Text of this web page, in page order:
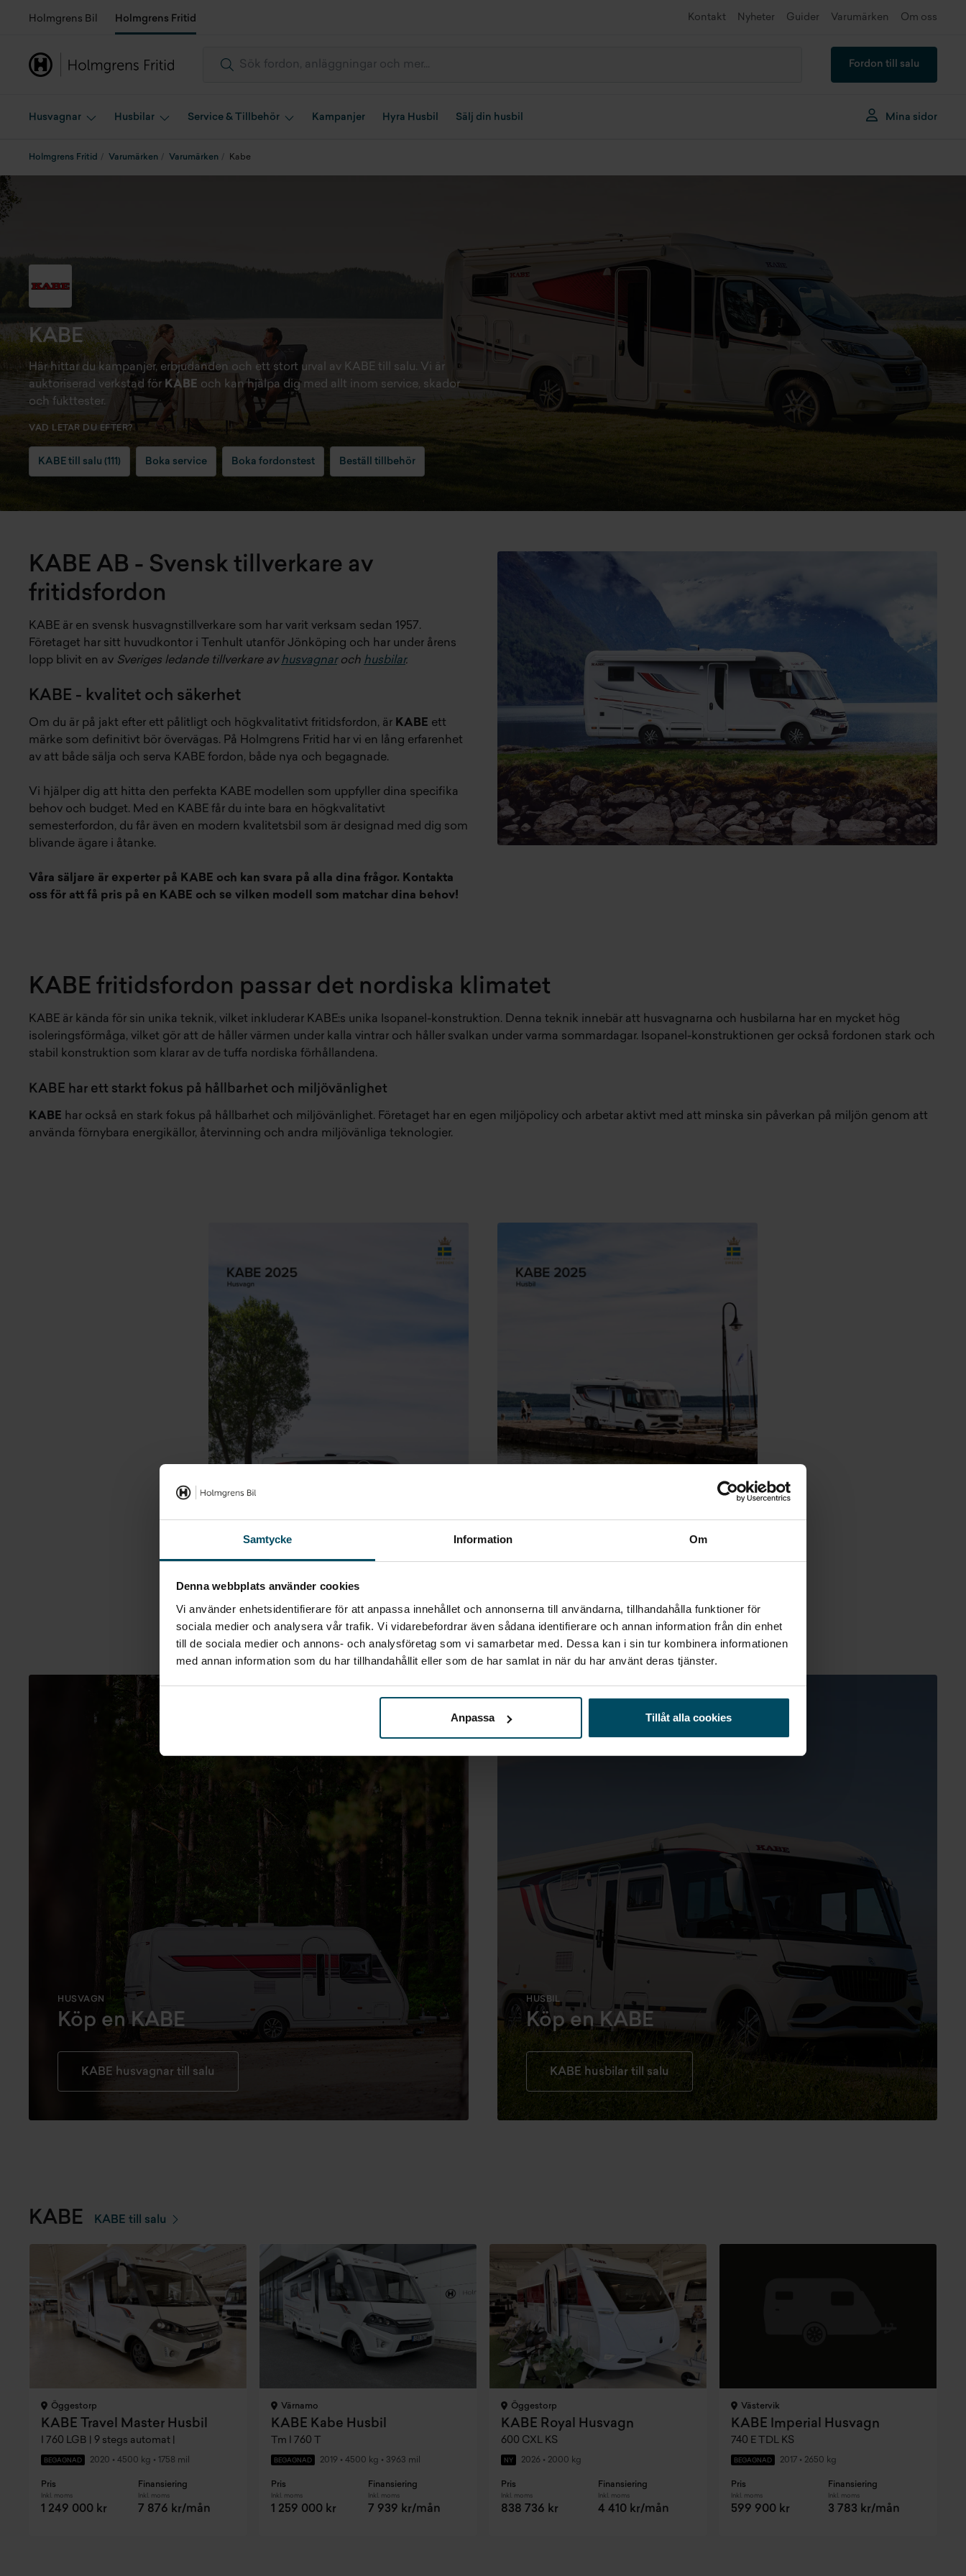
Samtycke Information Om
Denna webbplats använder cookies
Vi använder enhetsidentifierare för att anpassa innehållet och annonserna till användarna, tillhandahålla funktioner för
sociala medier och analysera vår trafik. Vi vidarebefordrar även sådana identifierare och annan information från din enhet
till de sociala medier och annons- och analysföretag som vi samarbetar med. Dessa kan i sin tur kombinera informationen
med annan information som du har tillhandahållit eller som de har samlat in när du har använt deras tjänster.
Anpassa Tillåt alla cookies
Holmgrens Bil Holmgrens Fritid Kontakt Nyheter Guider Varumärken Om oss
Fordon till salu
Husvagnar Husbilar Service & Tillbehör Kampanjer Hyra Husbil Sälj din husbil Mina sidor
Holmgrens Fritid Varumärken Varumärken Kabe
KABE
Här hittar du kampanjer, erbjudanden och ett stort urval av KABE till salu. Vi är
auktoriserad verkstad för KABE och kan hjälpa dig med allt inom service, skador
och fukttester.
VAD LETAR DU EFTER?
KABE till salu (111) Boka service Boka fordonstest Beställ tillbehör
KABE AB - Svensk tillverkare av
fritidsfordon
KABE är en svensk husvagnstillverkare som har varit verksam sedan 1957.
Företaget har sitt huvudkontor i Tenhult utanför Jönköping och har under årens
lopp blivit en av Sveriges ledande tillverkare avhusvagnaroch husbilar.
KABE - kvalitet och säkerhet
Om du är på jakt efter ett pålitligt och högkvalitativt fritidsfordon, är KABE ett
märke som definitivt bör övervägas. På Holmgrens Fritid har vi en lång erfarenhet
av att både sälja och serva KABE fordon, både nya och begagnade.
Vi hjälper dig att hitta den perfekta KABE modellen som uppfyller dina specifika
behov och budget. Med en KABE får du inte bara en högkvalitativt
semesterfordon, du får även en modern kvalitetsbil som är designad med dig som
blivande ägare i åtanke.
Våra säljare är experter på KABE och kan svara på alla dina frågor. Kontakta
oss för att få pris på en KABE och se vilken modell som matchar dina behov!
KABE fritidsfordon passar det nordiska klimatet
KABE är kända för sin unika teknik, vilket inkluderar KABE:s unika Isopanel-konstruktion. Denna teknik innebär att husvagnarna och husbilarna har en mycket hög
isoleringsförmåga, vilket gör att de håller värmen under kalla vintrar och håller svalkan under varma sommardagar. Isopanel-konstruktionen ger också fordonen stark och
stabil konstruktion som klarar av de tuffa nordiska förhållandena.
KABE har ett starkt fokus på hållbarhet och miljövänlighet
KABE har också en stark fokus på hållbarhet och miljövänlighet. Företaget har en egen miljöpolicy och arbetar aktivt med att minska sin påverkan på miljön genom att
använda förnybara energikällor, återvinning och andra miljövänliga teknologier.
Ladda ner katalog - Nyheter 2025 KABE Husvagn Ladda ner katalog - Nyheter 2025 KABE Husbil
HUSVAGN
Köp en KABE
KABE husvagnar till salu
HUSBIL
Köp en KABE
KABE husbilar till salu
KABE KABE till salu
Öggestorp
KABE Travel Master Husbil
I 760 LGB | 9 stegs automat |
BEGAGNAD 2020 • 4500 kg • 1758 mil
Pris
Inkl. moms
1 249 000 kr
Finansiering
Inkl. moms
7 876 kr/mån
Värnamo
KABE Kabe Husbil
Tm I 760 T
BEGAGNAD 2019 • 4500 kg • 3963 mil
Pris
Inkl. moms
1 259 000 kr
Finansiering
Inkl. moms
7 939 kr/mån
Öggestorp
KABE Royal Husvagn
600 CXL KS
NY 2026 • 2000 kg
Pris
Inkl. moms
838 736 kr
Finansiering
Inkl. moms
4 410 kr/mån
Västervik
KABE Imperial Husvagn
740 E TDL KS
BEGAGNAD 2017 • 2650 kg
Pris
Inkl. moms
599 900 kr
Finansiering
Inkl. moms
3 783 kr/mån